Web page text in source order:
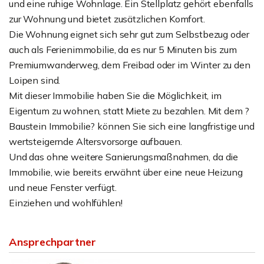
und eine ruhige Wohnlage. Ein Stellplatz gehört ebenfalls
zur Wohnung und bietet zusätzlichen Komfort.
Die Wohnung eignet sich sehr gut zum Selbstbezug oder
auch als Ferienimmobilie, da es nur 5 Minuten bis zum
Premiumwanderweg, dem Freibad oder im Winter zu den
Loipen sind.
Mit dieser Immobilie haben Sie die Möglichkeit, im
Eigentum zu wohnen, statt Miete zu bezahlen. Mit dem ?
Baustein Immobilie? können Sie sich eine langfristige und
wertsteigernde Altersvorsorge aufbauen.
Und das ohne weitere Sanierungsmaßnahmen, da die
Immobilie, wie bereits erwähnt über eine neue Heizung
und neue Fenster verfügt.
Einziehen und wohlfühlen!
Ansprechpartner